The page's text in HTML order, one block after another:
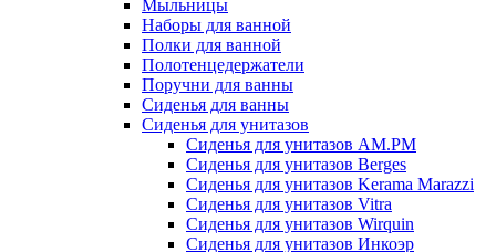
Мыльницы
Наборы для ванной
Полки для ванной
Полотенцедержатели
Поручни для ванны
Сиденья для ванны
Сиденья для унитазов
Сиденья для унитазов AM.PM
Сиденья для унитазов Berges
Сиденья для унитазов Kerama Marazzi
Сиденья для унитазов Vitra
Сиденья для унитазов Wirquin
Сиденья для унитазов Инкоэр